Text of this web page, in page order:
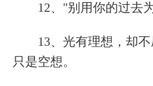
12、"别用你的过去为
13、光有理想，却不
只是空想。